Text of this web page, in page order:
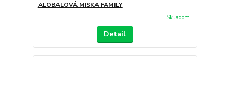
ALOBALOVÁ MISKA FAMILY
Skladom
Detail